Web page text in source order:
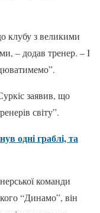
клубу з великими
– додав тренер. – І
заявив, що
світу”.
одні граблі, та
команди
“Динамо”, він